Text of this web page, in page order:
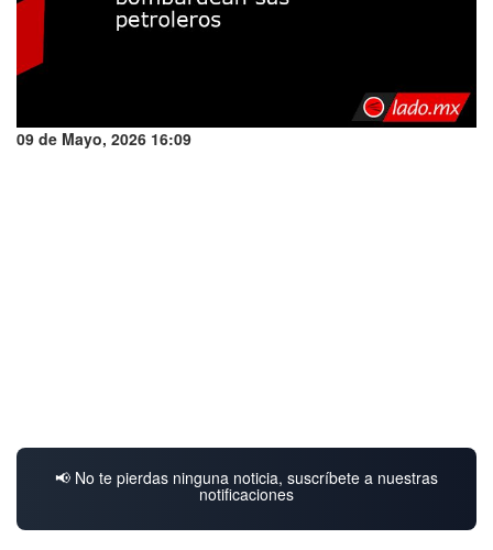
09 de Mayo, 2026 16:09
📢 No te pierdas ninguna noticia, suscríbete a nuestras
notificaciones